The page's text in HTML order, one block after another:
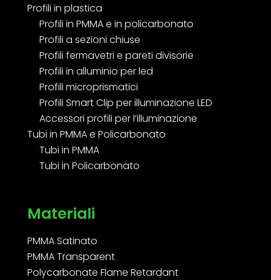
Profili in plastica
Profili in PMMA e in policarbonato
Profili a sezioni chiuse
Profili fermavetri e pareti divisorie
Profili in alluminio per led
Profili microprismatici
Profili Smart Clip per illuminazione LED
Accessori profili per l’illuminazione
Tubi in PMMA e Policarbonato
Tubi in PMMA
Tubi in Policarbonato
Materiali
PMMA Satinato
PMMA Transparent
Polycarbonate Flame Retardant